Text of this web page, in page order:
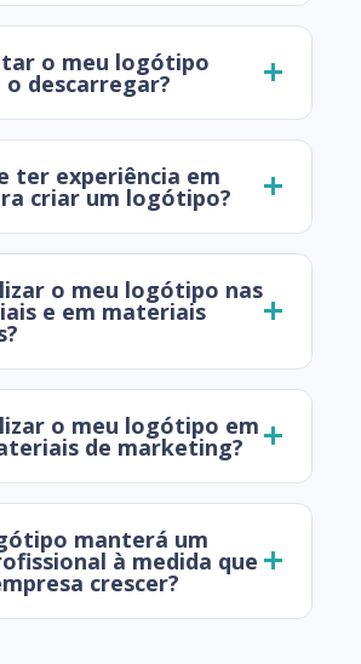
o meu logótipo
o descarregar?
ter experiência em
criar um logótipo?
o meu logótipo nas
e em materiais
o meu logótipo em
de marketing?
manterá um
à medida que
crescer?